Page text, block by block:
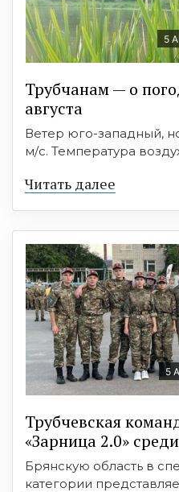
5
Трубчанам — о
августа
Ветер юго-западный,
м/с. Температура
Читать далее
5
Трубчевская
«Зарница 2.0»
Брянскую область в
категории